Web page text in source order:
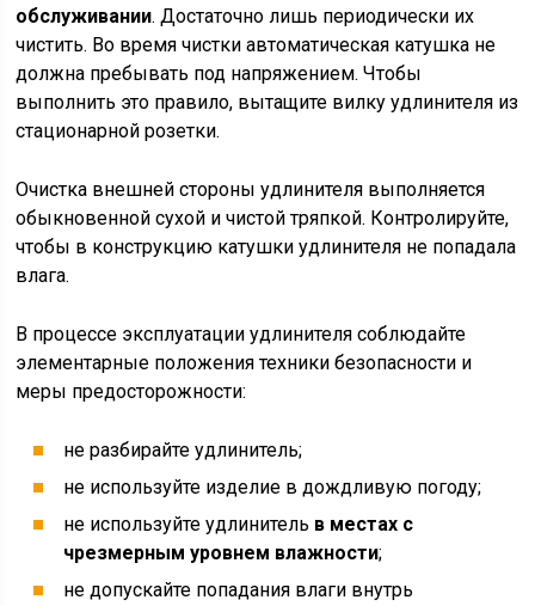
обслуживании. Достаточно лишь периодически их
чистить. Во время чистки автоматическая катушка не
должна пребывать под напряжением. Чтобы
выполнить это правило, вытащите вилку удлинителя из
стационарной розетки.
Очистка внешней стороны удлинителя выполняется
обыкновенной сухой и чистой тряпкой. Контролируйте,
чтобы в конструкцию катушки удлинителя не попадала
влага.
В процессе эксплуатации удлинителя соблюдайте
элементарные положения техники безопасности и
меры предосторожности:
не разбирайте удлинитель;
не используйте изделие в дождливую погоду;
не используйте удлинитель в местах с
чрезмерным уровнем влажности;
не допускайте попадания влаги внутрь